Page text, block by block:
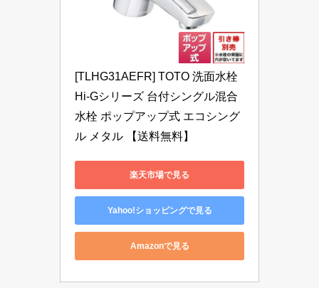
[TLHG31AEFR] TOTO 洗面水栓
Hi-Gシリーズ 台付シングル混合
水栓 ポップアップ式 エコシング
ル メタル 【送料無料】
楽天市場で見る
Yahoo!ショッピングで見る
Amazonで見る